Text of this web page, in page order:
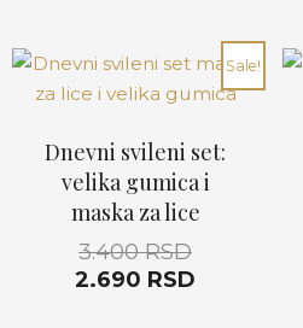
Sale!
Dnevni svileni set:
velika gumica i
maska za lice
3.400RSD
Originalna
cena
bila:
3.400 RSD.
2.690 RSD
Trenutna
cena
2.690 RSD.